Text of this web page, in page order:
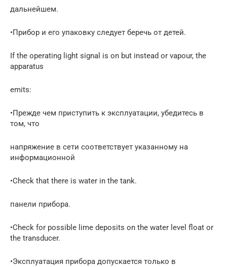
дальнейшем.
•Прибор и его упаковку следует беречь от детей.
If the operating light signal is on but instead or vapour, the
apparatus
emits:
•Прежде чем приступить к эксплуатации, убедитесь в
том, что
напряжение в сети соответствует указанному на
информационной
•Check that there is water in the tank.
панели прибора.
•Check for possible lime deposits on the water level float or
the transducer.
•Эксплуатация прибора допускается только в